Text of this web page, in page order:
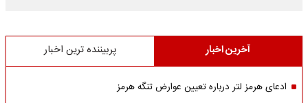
آخرین اخبار پربیننده ترین اخبار
ادعای هرمز لتر درباره تعیین عوارض تنگه هرمز